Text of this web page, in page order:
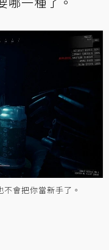
會把你當新手了。